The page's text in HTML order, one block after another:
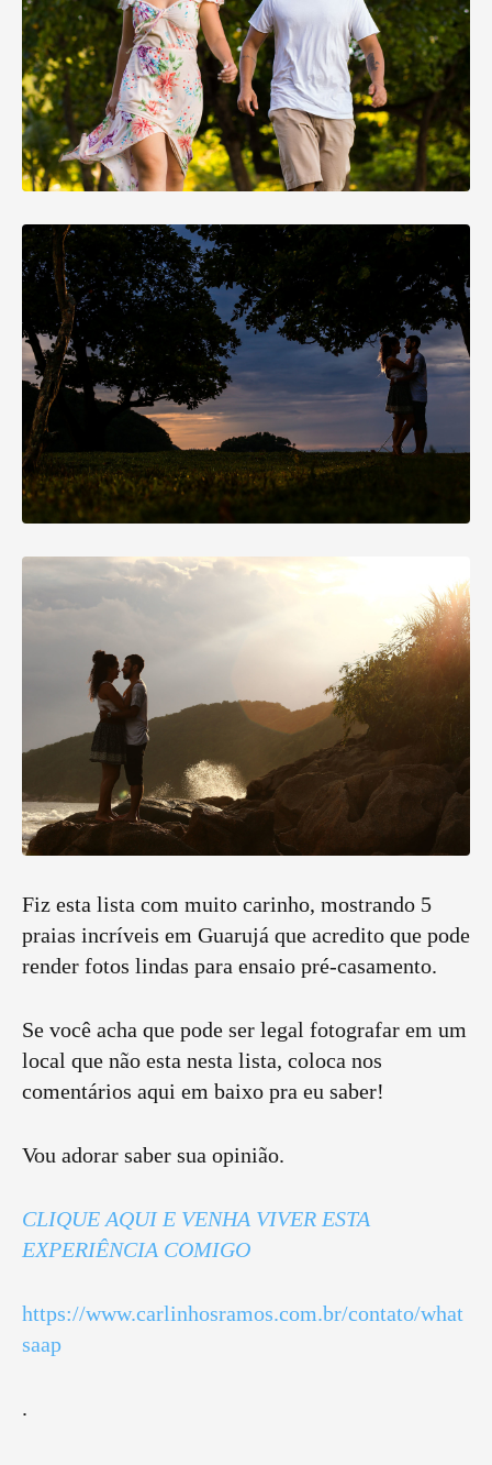
Fiz esta lista com muito carinho, mostrando 5
praias incríveis em Guarujá que acredito que pode
render fotos lindas para ensaio pré-casamento.
Se você acha que pode ser legal fotografar em um
local que não esta nesta lista, coloca nos
comentários aqui em baixo pra eu saber!
Vou adorar saber sua opinião.
CLIQUE AQUI E VENHA VIVER ESTA
EXPERIÊNCIA COMIGO
https://www.carlinhosramos.com.br/contato/what
saap
.